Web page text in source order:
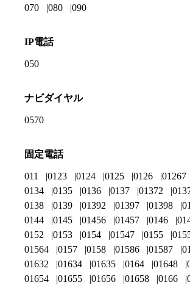
070 080 090
IP電話
050
ナビダイヤル
0570
固定電話
011 0123 0124 0125 0126 01267
0134
0135 0136 0137 01372
0138
0139 01392 01397 01398
0144
0145 01456 01457 0146
0152
0153 0154 01547 0155
01564
0157 0158 01586 01587
01632
01634 01635 0164 01648
01654
01655 01656 01658 0166